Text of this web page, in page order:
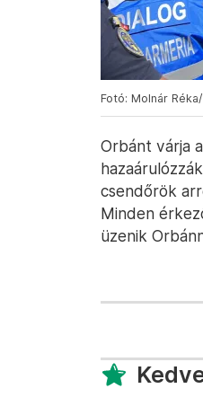
Fotó: Molnár
Orbánt várja
csendőrök
Minden
üzenik